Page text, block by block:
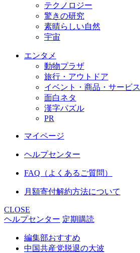
テクノロジー
驚きの研究
素晴らしい自然
宇宙
エンタメ
動物プラザ
旅行・アウトドア
イベント・商品・サービス
面白ネタ
漢字パズル
PR
マイページ
ヘルプセンター
FAQ（よくあるご質問）
月額寄付解約方法について
CLOSE
ヘルプセンター 定期購読
編集部おすすめ
中国共産党脱退の大波